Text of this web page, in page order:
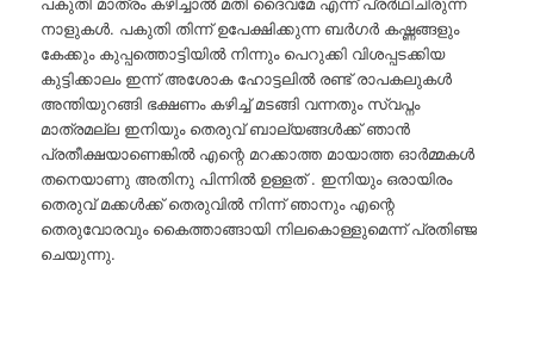
നാളുകൾ. പകുതി തിന്ന് ഉപേക്ഷിക്കുന്ന ബർഗർ കഷ്ണങ്ങളും
കേക്കും കുപ്പത്തൊട്ടിയിൽ നിന്നും പെറുക്കി വിശപ്പടക്കിയ
കുട്ടിക്കാലം ഇന്ന് അശോക ഹോട്ടലിൽ രണ്ട് രാപകലുകൾ
അന്തിയുറങ്ങി ഭക്ഷണം കഴിച്ച് മടങ്ങി വന്നതും സ്വപ്നം
മാത്രമല്ല ഇനിയും തെരുവ് ബാല്യങ്ങൾക്ക് ഞാൻ
പ്രതീക്ഷയാണെങ്കിൽ എന്റെ മറക്കാത്ത മായാത്ത ഓർമ്മകൾ
തനെയാണു അതിനു പിന്നിൽ ഉള്ളത് . ഇനിയും ഒരായിരം
തെരുവ് മക്കൾക്ക് തെരുവിൽ നിന്ന് ഞാനും എന്റെ
തെരുവോരവും കൈത്താങ്ങായി നിലകൊള്ളുമെന്ന് പ്രതിഞ്ജ
ചെയുന്നു.